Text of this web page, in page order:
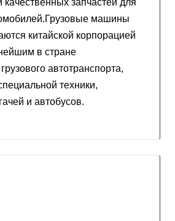
качественных запчастей для
машины
китайской корпорацией
в стране
автотранспорта,
техники,
и автобусов.